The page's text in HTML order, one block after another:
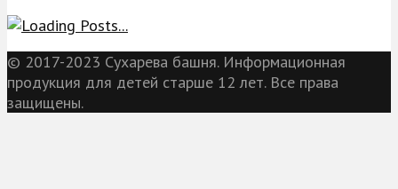
© 2017-2023 Сухарева башня. Информационная
продукция для детей старше 12 лет. Все права
защищены.